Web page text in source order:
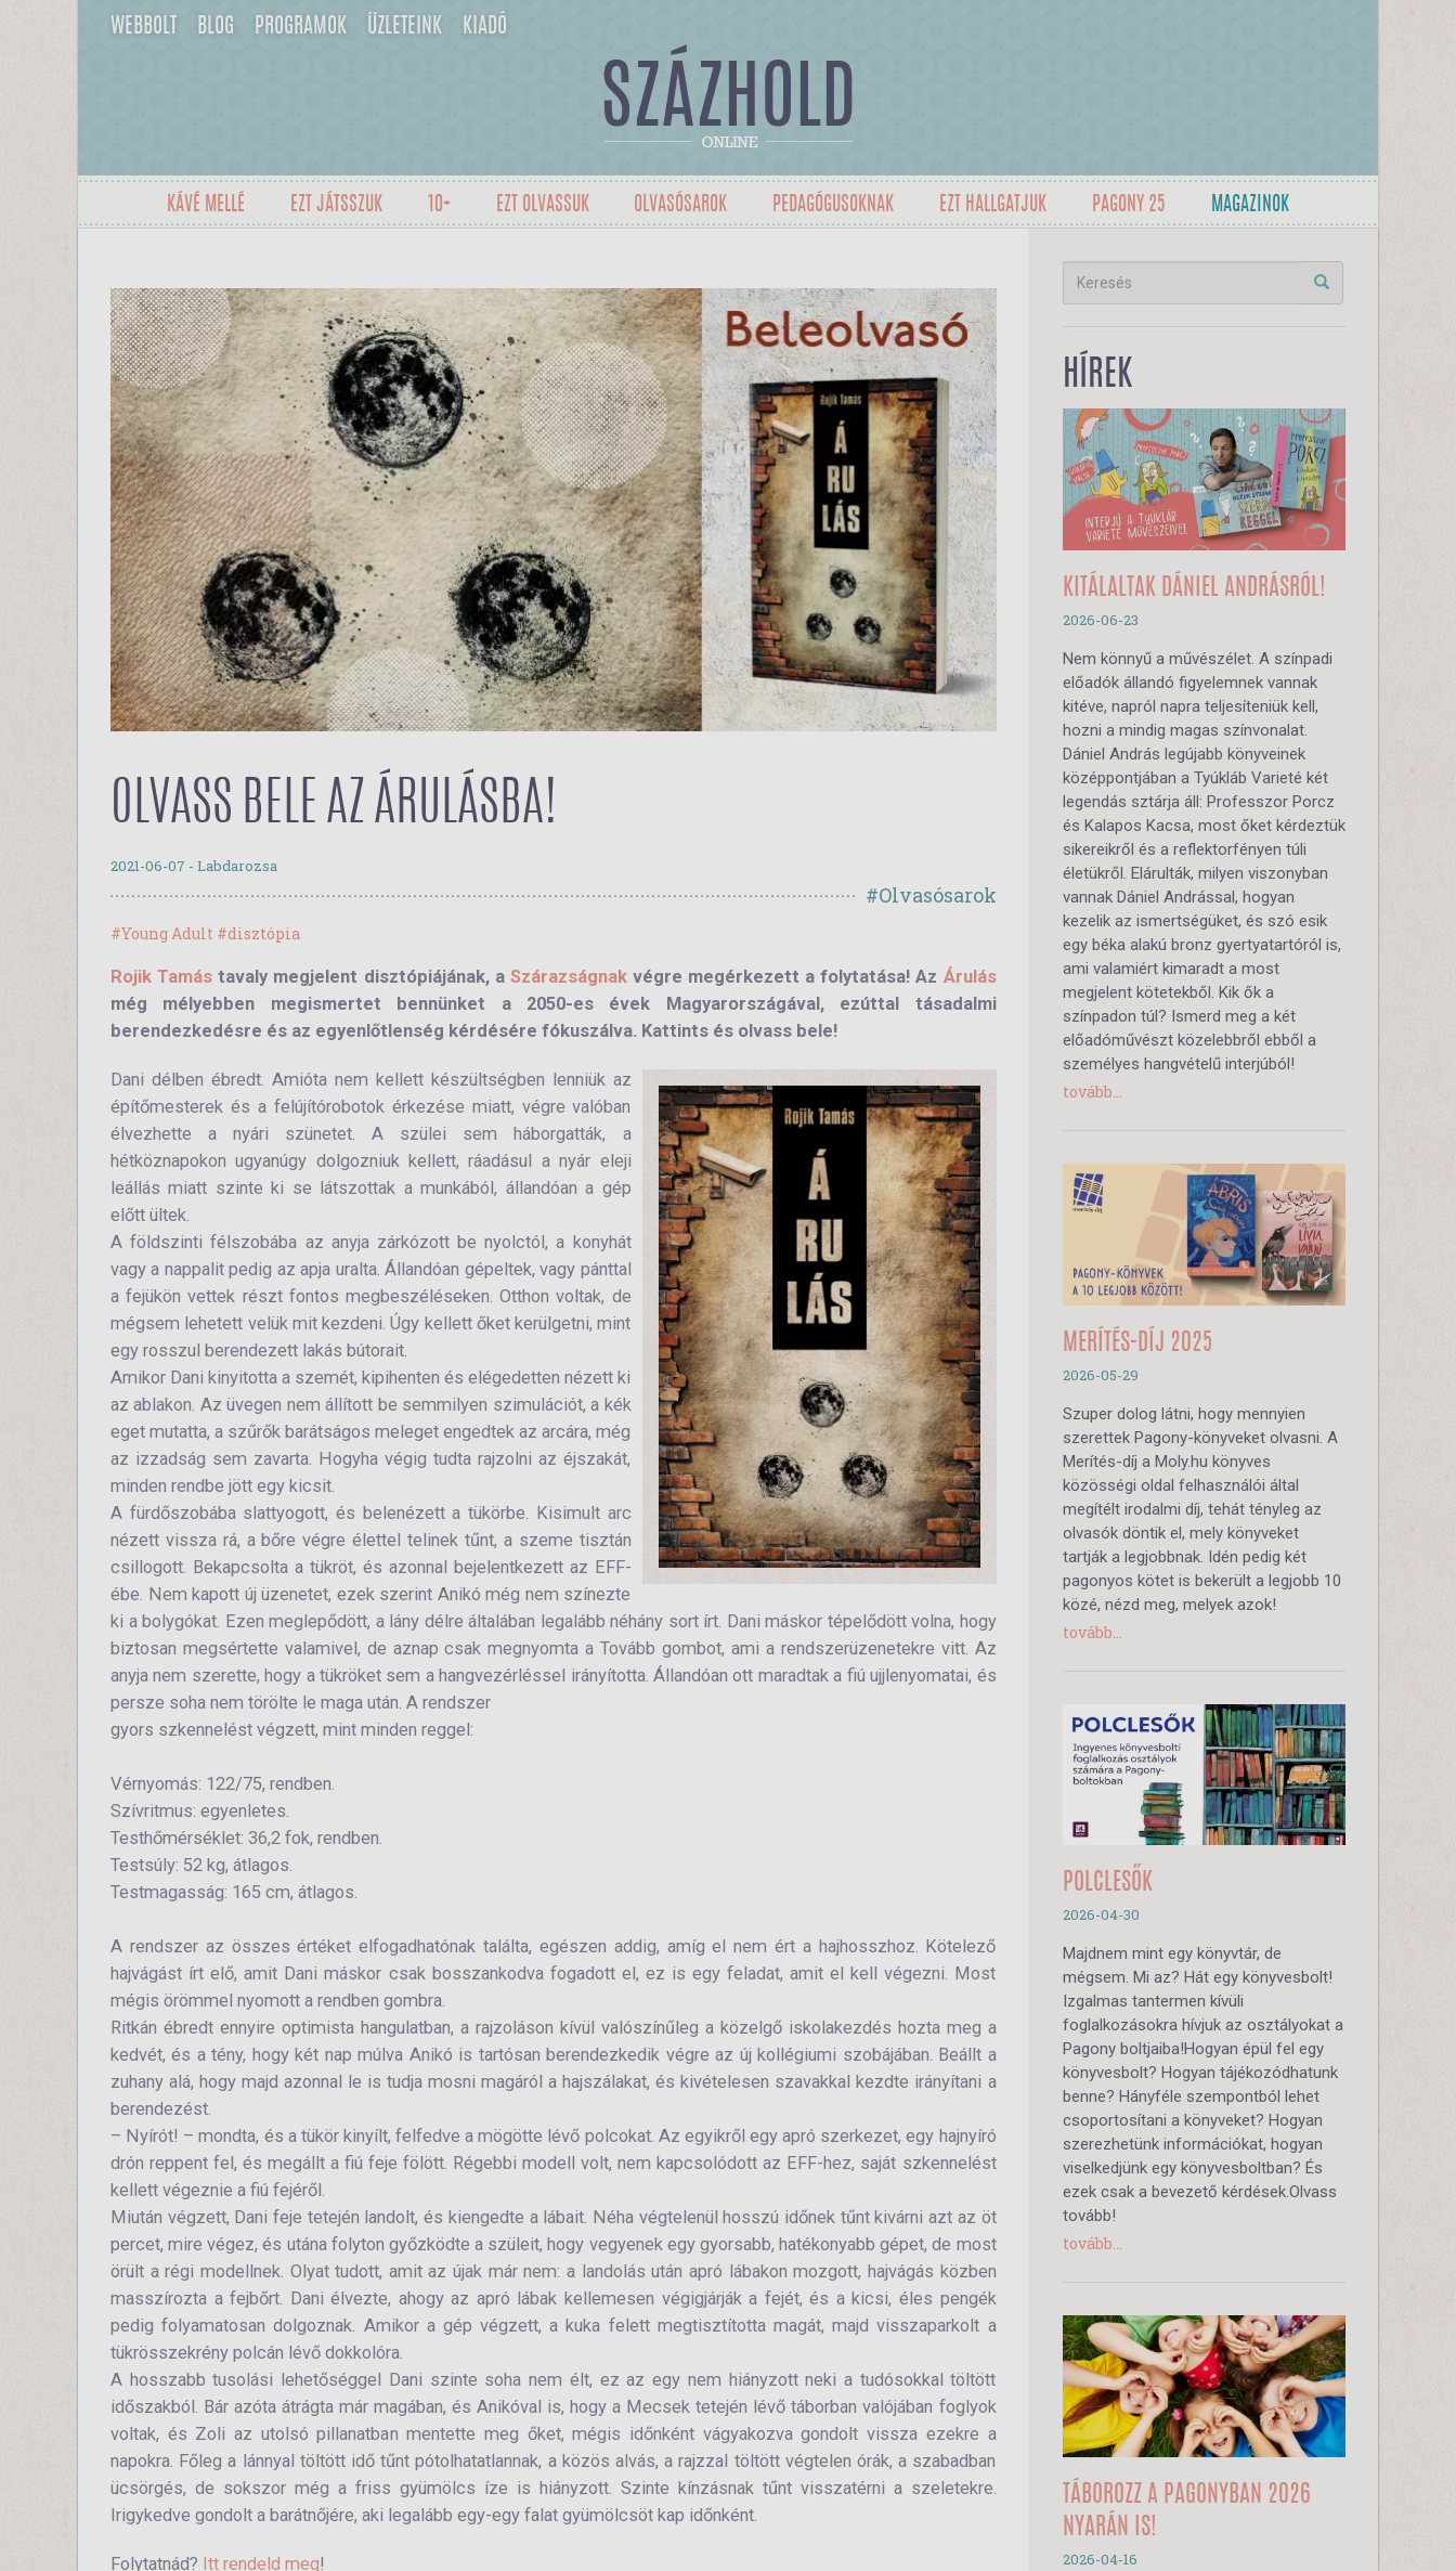
WEBBOLT BLOG PROGRAMOK ÜZLETEINK KIADÓ
KÁVÉ MELLÉ EZT JÁTSSZUK 10+ EZT OLVASSUK OLVASÓSAROK PEDAGÓGUSOKNAK EZT HALLGATJUK PAGONY 25 MAGAZINOK
OLVASS BELE AZ ÁRULÁSBA!
2021-06-07 - Labdarozsa
#Olvasósarok
#Young Adult #disztópia
Rojik Tamás tavaly megjelent disztópiájának, a Szárazságnak végre megérkezett a folytatása! Az Árulás
még mélyebben megismertet bennünket a 2050-es évek Magyarországával, ezúttal tásadalmi
berendezkedésre és az egyenlőtlenség kérdésére fókuszálva. Kattints és olvass bele!
Dani délben ébredt. Amióta nem kellett készültségben lenniük az
építőmesterek és a felújítórobotok érkezése miatt, végre valóban
élvezhette a nyári szünetet. A szülei sem háborgatták, a
hétköznapokon ugyanúgy dolgozniuk kellett, ráadásul a nyár eleji
leállás miatt szinte ki se látszottak a munkából, állandóan a gép
előtt ültek.
A földszinti félszobába az anyja zárkózott be nyolctól, a konyhát
vagy a nappalit pedig az apja uralta. Állandóan gépeltek, vagy pánttal
a fejükön vettek részt fontos megbeszéléseken. Otthon voltak, de
mégsem lehetett velük mit kezdeni. Úgy kellett őket kerülgetni, mint
egy rosszul berendezett lakás bútorait.
Amikor Dani kinyitotta a szemét, kipihenten és elégedetten nézett ki
az ablakon. Az üvegen nem állított be semmilyen szimulációt, a kék
eget mutatta, a szűrők barátságos meleget engedtek az arcára, még
az izzadság sem zavarta. Hogyha végig tudta rajzolni az éjszakát,
minden rendbe jött egy kicsit.
A fürdőszobába slattyogott, és belenézett a tükörbe. Kisimult arc
nézett vissza rá, a bőre végre élettel telinek tűnt, a szeme tisztán
csillogott. Bekapcsolta a tükröt, és azonnal bejelentkezett az EFF-
ébe. Nem kapott új üzenetet, ezek szerint Anikó még nem színezte
ki a bolygókat. Ezen meglepődött, a lány délre általában legalább néhány sort írt. Dani máskor tépelődött volna, hogy
biztosan megsértette valamivel, de aznap csak megnyomta a Tovább gombot, ami a rendszerüzenetekre vitt. Az
anyja nem szerette, hogy a tükröket sem a hangvezérléssel irányította. Állandóan ott maradtak a fiú ujjlenyomatai, és
persze soha nem törölte le maga után. A rendszer
gyors szkennelést végzett, mint minden reggel:
Vérnyomás: 122/75, rendben.
Szívritmus: egyenletes.
Testhőmérséklet: 36,2 fok, rendben.
Testsúly: 52 kg, átlagos.
Testmagasság: 165 cm, átlagos.
A rendszer az összes értéket elfogadhatónak találta, egészen addig, amíg el nem ért a hajhosszhoz. Kötelező
hajvágást írt elő, amit Dani máskor csak bosszankodva fogadott el, ez is egy feladat, amit el kell végezni. Most
mégis örömmel nyomott a rendben gombra.
Ritkán ébredt ennyire optimista hangulatban, a rajzoláson kívül valószínűleg a közelgő iskolakezdés hozta meg a
kedvét, és a tény, hogy két nap múlva Anikó is tartósan berendezkedik végre az új kollégiumi szobájában. Beállt a
zuhany alá, hogy majd azonnal le is tudja mosni magáról a hajszálakat, és kivételesen szavakkal kezdte irányítani a
berendezést.
– Nyírót! – mondta, és a tükör kinyílt, felfedve a mögötte lévő polcokat. Az egyikről egy apró szerkezet, egy hajnyíró
drón reppent fel, és megállt a fiú feje fölött. Régebbi modell volt, nem kapcsolódott az EFF-hez, saját szkennelést
kellett végeznie a fiú fejéről.
Miután végzett, Dani feje tetején landolt, és kiengedte a lábait. Néha végtelenül hosszú időnek tűnt kivárni azt az öt
percet, mire végez, és utána folyton győzködte a szüleit, hogy vegyenek egy gyorsabb, hatékonyabb gépet, de most
örült a régi modellnek. Olyat tudott, amit az újak már nem: a landolás után apró lábakon mozgott, hajvágás közben
masszírozta a fejbőrt. Dani élvezte, ahogy az apró lábak kellemesen végigjárják a fejét, és a kicsi, éles pengék
pedig folyamatosan dolgoznak. Amikor a gép végzett, a kuka felett megtisztította magát, majd visszaparkolt a
tükrösszekrény polcán lévő dokkolóra.
A hosszabb tusolási lehetőséggel Dani szinte soha nem élt, ez az egy nem hiányzott neki a tudósokkal töltött
időszakból. Bár azóta átrágta már magában, és Anikóval is, hogy a Mecsek tetején lévő táborban valójában foglyok
voltak, és Zoli az utolsó pillanatban mentette meg őket, mégis időnként vágyakozva gondolt vissza ezekre a
napokra. Főleg a lánnyal töltött idő tűnt pótolhatatlannak, a közös alvás, a rajzzal töltött végtelen órák, a szabadban
ücsörgés, de sokszor még a friss gyümölcs íze is hiányzott. Szinte kínzásnak tűnt visszatérni a szeletekre.
Irigykedve gondolt a barátnőjére, aki legalább egy-egy falat gyümölcsöt kap időnként.
Folytatnád? Itt rendeld meg!
HÍREK
KITÁLALTAK DÁNIEL ANDRÁSRÓL!
2026-06-23
Nem könnyű a művészélet. A színpadi
előadók állandó figyelemnek vannak
kitéve, napról napra teljesíteniük kell,
hozni a mindig magas színvonalat.
Dániel András legújabb könyveinek
középpontjában a Tyúkláb Varieté két
legendás sztárja áll: Professzor Porcz
és Kalapos Kacsa, most őket kérdeztük
sikereikről és a reflektorfényen túli
életükről. Elárulták, milyen viszonyban
vannak Dániel Andrással, hogyan
kezelik az ismertségüket, és szó esik
egy béka alakú bronz gyertyatartóról is,
ami valamiért kimaradt a most
megjelent kötetekből. Kik ők a
színpadon túl? Ismerd meg a két
előadóművészt közelebbről ebből a
személyes hangvételű interjúból!
tovább...
MERÍTÉS-DÍJ 2025
2026-05-29
Szuper dolog látni, hogy mennyien
szerettek Pagony-könyveket olvasni. A
Merítés-díj a Moly.hu könyves
közösségi oldal felhasználói által
megítélt irodalmi díj, tehát tényleg az
olvasók döntik el, mely könyveket
tartják a legjobbnak. Idén pedig két
pagonyos kötet is bekerült a legjobb 10
közé, nézd meg, melyek azok!
tovább...
POLCLESŐK
2026-04-30
Majdnem mint egy könyvtár, de
mégsem. Mi az? Hát egy könyvesbolt!
Izgalmas tantermen kívüli
foglalkozásokra hívjuk az osztályokat a
Pagony boltjaiba!Hogyan épül fel egy
könyvesbolt? Hogyan tájékozódhatunk
benne? Hányféle szempontból lehet
csoportosítani a könyveket? Hogyan
szerezhetünk információkat, hogyan
viselkedjünk egy könyvesboltban? És
ezek csak a bevezető kérdések.Olvass
tovább!
tovább...
TÁBOROZZ A PAGONYBAN 2026
NYARÁN IS!
2026-04-16